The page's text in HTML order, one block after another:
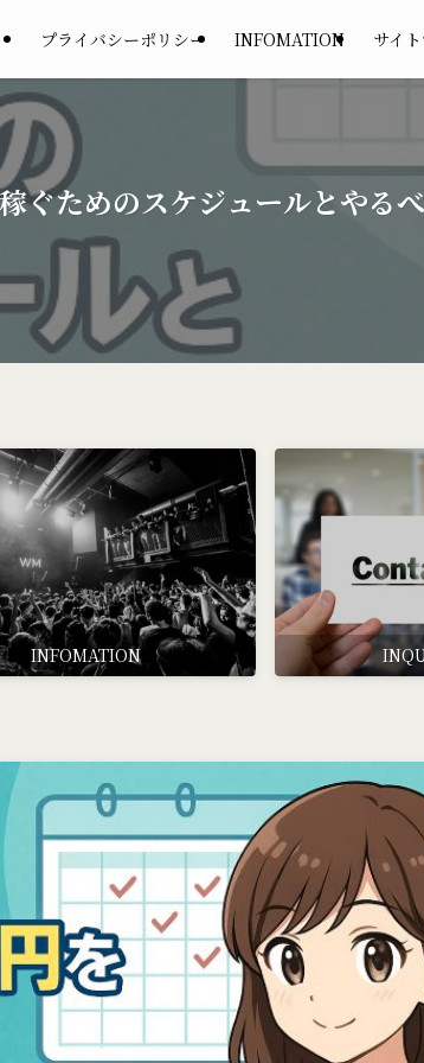
プライバシーポリシー INFOMATION サイ
ぐためのスケジュールとやる
INFOMATION